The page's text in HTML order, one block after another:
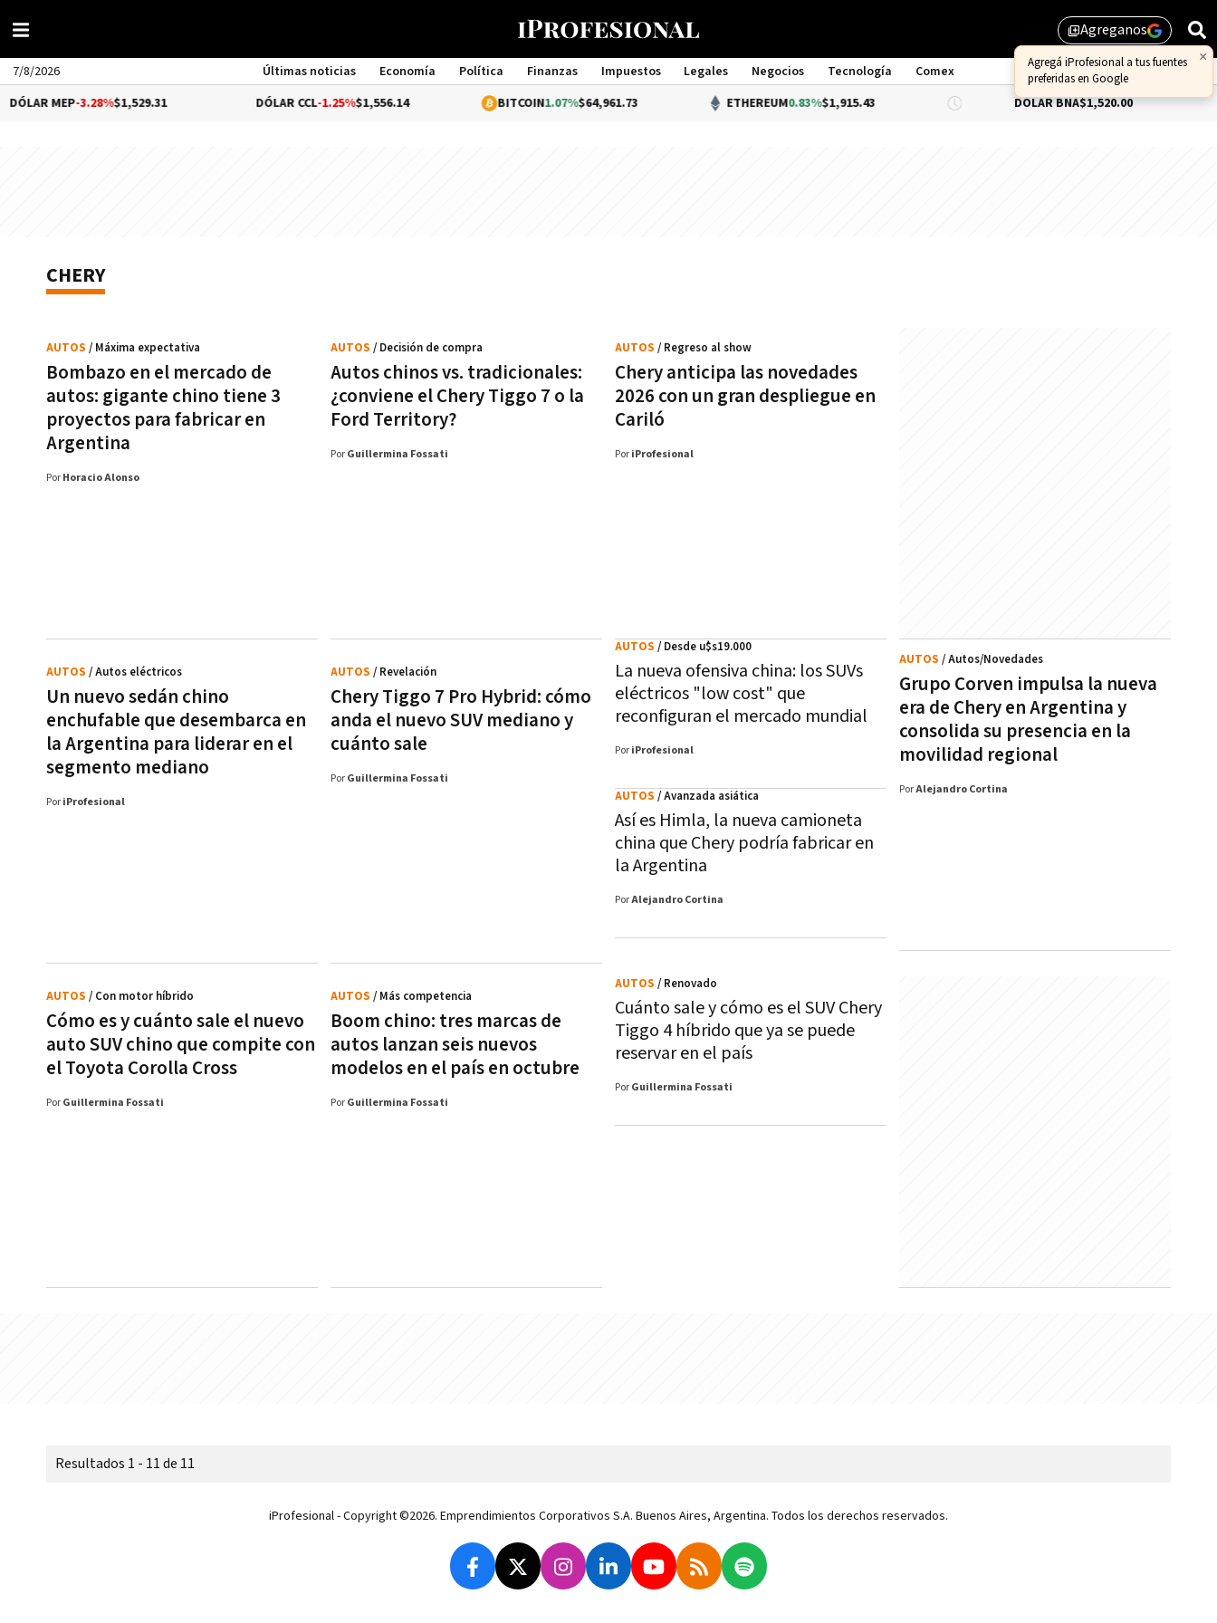
library_addAgreganos
×
Agregá iProfesional a tus fuentes
preferidas en Google
7/8/2026 Últimas noticias Economía Política Finanzas Impuestos Legales Negocios Tecnología
Comex
Management
MEP-3.28%$1,529.31 DÓLAR CCL-1.25%$1,556.14 BITCOIN1.07%$64,961.73 ETHEREUM0.83%$1,915.43 DÓLAR BNA$1,520.00
CHERY
Bombazo en el mercado de
autos: gigante chino tiene 3
proyectos para fabricar en
Argentina
AUTOS / Máxima expectativa
Por Horacio Alonso
Autos chinos vs. tradicionales:
¿conviene el Chery Tiggo 7 o la
Ford Territory?
AUTOS / Decisión de compra
Por Guillermina Fossati
Un nuevo sedán chino
enchufable que desembarca en
la Argentina para liderar en el
segmento mediano
AUTOS / Autos eléctricos
Por iProfesional
Chery Tiggo 7 Pro Hybrid: cómo
anda el nuevo SUV mediano y
cuánto sale
AUTOS / Revelación
Por Guillermina Fossati
Chery anticipa las novedades
2026 con un gran despliegue en
Cariló
AUTOS / Regreso al show
Por iProfesional
La nueva ofensiva china: los SUVs
eléctricos "low cost" que
reconfiguran el mercado mundial
AUTOS / Desde u$s19.000
Por iProfesional
Así es Himla, la nueva camioneta
china que Chery podría fabricar en
la Argentina
AUTOS / Avanzada asiática
PorAlejandro Cortina
Grupo Corven impulsa la nueva
era de Chery en Argentina y
consolida su presencia en la
movilidad regional
AUTOS / Autos/Novedades
PorAlejandro Cortina
Cómo es y cuánto sale el nuevo
auto SUV chino que compite con
el Toyota Corolla Cross
AUTOS / Con motor híbrido
Por Guillermina Fossati
Boom chino: tres marcas de
autos lanzan seis nuevos
modelos en el país en octubre
AUTOS / Más competencia
Por Guillermina Fossati
Cuánto sale y cómo es el SUV Chery
Tiggo 4 híbrido que ya se puede
reservar en el país
AUTOS / Renovado
Por Guillermina Fossati
Resultados 1 - 11 de 11
iProfesional - Copyright ©2026. Emprendimientos Corporativos S.A. Buenos Aires, Argentina. Todos los derechos reservados.